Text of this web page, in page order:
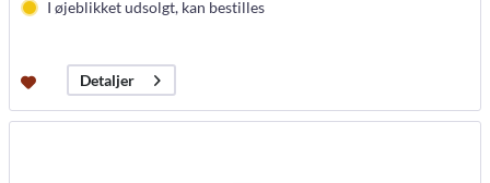
I øjeblikket udsolgt, kan bestilles
Detaljer